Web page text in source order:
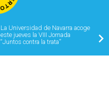
La Universidad de Navarra acoge
este jueves la VIII Jornada
“Juntos contra la trata”